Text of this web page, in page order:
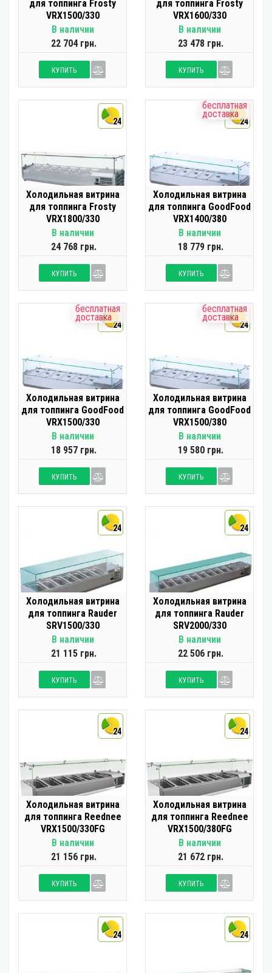
для топпинга Frosty
VRX1500/330
В наличии
22 704 грн.
КУПИТЬ
для топпинга Frosty
VRX1600/330
В наличии
23 478 грн.
КУПИТЬ
24
Холодильная витрина
для топпинга Frosty
VRX1800/330
В наличии
24 768 грн.
КУПИТЬ
бесплатная
доставка
24
Холодильная витрина
для топпинга GoodFood
VRX1400/380
В наличии
18 779 грн.
КУПИТЬ
бесплатная
доставка
24
Холодильная витрина
для топпинга GoodFood
VRX1500/330
В наличии
18 957 грн.
КУПИТЬ
бесплатная
доставка
24
Холодильная витрина
для топпинга GoodFood
VRX1500/380
В наличии
19 580 грн.
КУПИТЬ
24
Холодильная витрина
для топпинга Rauder
SRV1500/330
В наличии
21 115 грн.
КУПИТЬ
24
Холодильная витрина
для топпинга Rauder
SRV2000/330
В наличии
22 506 грн.
КУПИТЬ
24
Холодильная витрина
для топпинга Reednee
VRX1500/330FG
В наличии
21 156 грн.
КУПИТЬ
24
Холодильная витрина
для топпинга Reednee
VRX1500/380FG
В наличии
21 672 грн.
КУПИТЬ
24 24